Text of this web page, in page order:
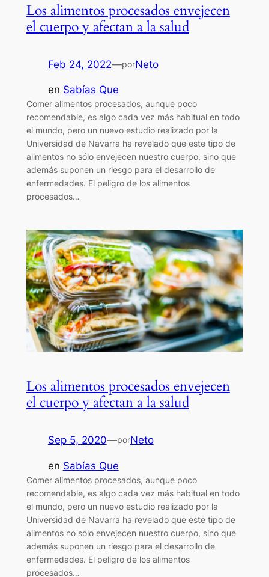
Los alimentos procesados envejecen
el cuerpo y afectan a la salud
Feb 24, 2022—porNeto
en Sabías Que
Comer alimentos procesados, aunque poco
recomendable, es algo cada vez más habitual en todo
el mundo, pero un nuevo estudio realizado por la
Universidad de Navarra ha revelado que este tipo de
alimentos no sólo envejecen nuestro cuerpo, sino que
además suponen un riesgo para el desarrollo de
enfermedades. El peligro de los alimentos
procesados…
Los alimentos procesados envejecen
el cuerpo y afectan a la salud
Sep 5, 2020—porNeto
en Sabías Que
Comer alimentos procesados, aunque poco
recomendable, es algo cada vez más habitual en todo
el mundo, pero un nuevo estudio realizado por la
Universidad de Navarra ha revelado que este tipo de
alimentos no sólo envejecen nuestro cuerpo, sino que
además suponen un riesgo para el desarrollo de
enfermedades. El peligro de los alimentos
procesados…